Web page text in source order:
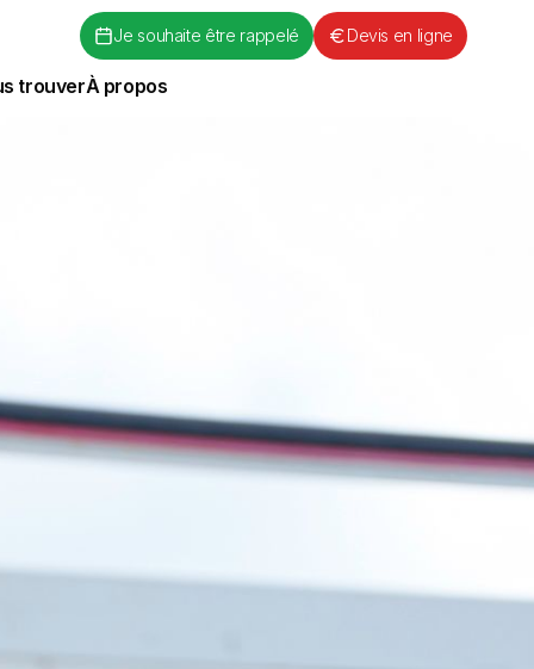
Je souhaite être rappelé Devis en ligne
trouverÀ propos